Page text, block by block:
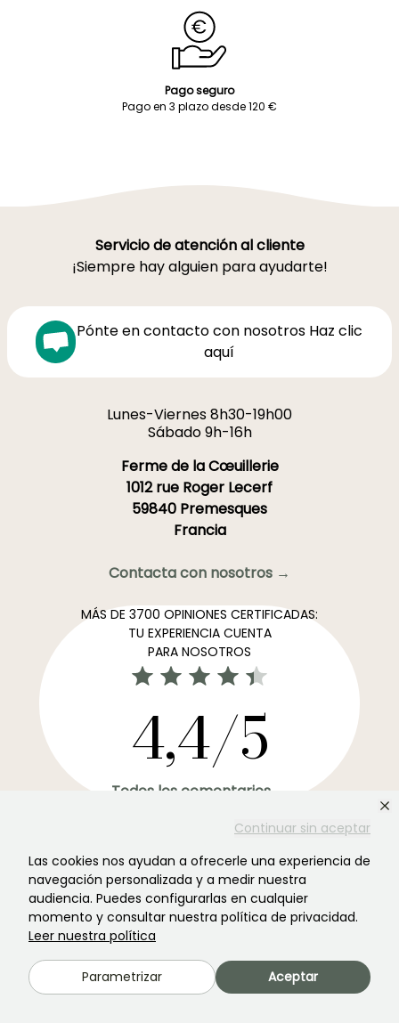
Continuar sin aceptar
Las cookies nos ayudan a ofrecerle una experiencia de
navegación personalizada y a medir nuestra
audiencia. Puedes configurarlas en cualquier
momento y consultar nuestra política de privacidad.
Leer nuestra política
Parametrizar Aceptar
Pago seguro
Pago en 3 plazo desde 120 €
Servicio de atención al cliente
¡Siempre hay alguien para ayudarte!
Pónte en contacto con nosotros Haz clic
aquí
Lunes-Viernes 8h30-19h00
Sábado 9h-16h
Ferme de la Cœuillerie
1012 rue Roger Lecerf
59840 Premesques
Francia
Contacta con nosotros →
MÁS DE 3700 OPINIONES CERTIFICADAS:
TU EXPERIENCIA CUENTA
PARA NOSOTROS
4,4/5
Todos los comentarios →
El boletín informativo más preferido de los jardines →
Recibe nuestros consejos y ofertas para disfrutar de tu
jardin en todas las estaciones del año
Registrarse →